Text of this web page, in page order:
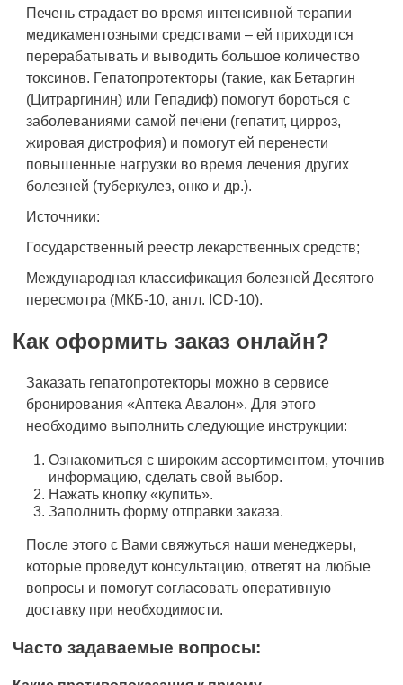
Печень страдает во время интенсивной терапии
медикаментозными средствами – ей приходится
перерабатывать и выводить большое количество
токсинов. Гепатопротекторы (такие, как Бетаргин
(Цитраргинин) или Гепадиф) помогут бороться с
заболеваниями самой печени (гепатит, цирроз,
жировая дистрофия) и помогут ей перенести
повышенные нагрузки во время лечения других
болезней (туберкулез, онко и др.).
Источники:
Государственный реестр лекарственных средств;
Международная классификация болезней Десятого
пересмотра (МКБ-10, англ. ICD-10).
Как оформить заказ онлайн?
Заказать гепатопротекторы можно в сервисе
бронирования «Аптека Авалон». Для этого
необходимо выполнить следующие инструкции:
Ознакомиться с широким ассортиментом, уточнив
информацию, сделать свой выбор.
Нажать кнопку «купить».
Заполнить форму отправки заказа.
После этого с Вами свяжуться наши менеджеры,
которые проведут консультацию, ответят на любые
вопросы и помогут согласовать оперативную
доставку при необходимости.
Часто задаваемые вопросы: